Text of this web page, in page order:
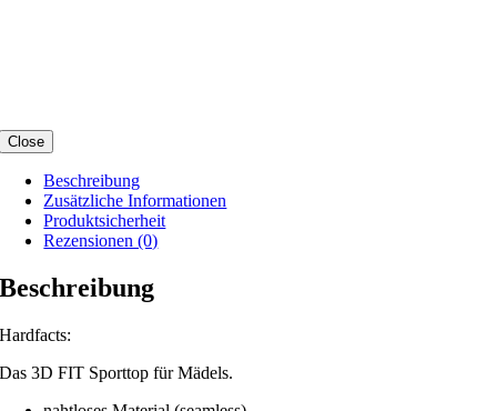
Close
Beschreibung
Zusätzliche Informationen
Produktsicherheit
Rezensionen (0)
Beschreibung
Hardfacts:
Das 3D FIT Sporttop für Mädels.